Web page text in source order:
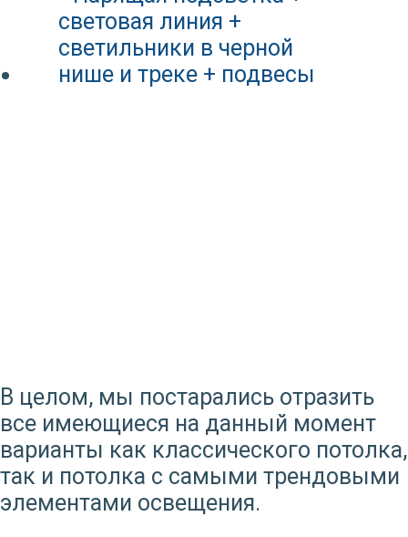
В целом, мы постарались отразить
все имеющиеся на данный момент
варианты как классического потолка,
так и потолка с самыми трендовыми
элементами освещения.